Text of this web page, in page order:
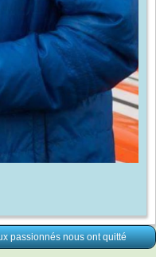
passionnés nous ont quitté